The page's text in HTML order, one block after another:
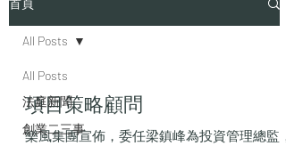
All Posts
法庭新聞
創業二三事
All Posts
項目策略顧問
樂風集團宣佈，委任梁鎮峰為投資管理總監，